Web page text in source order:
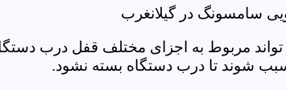
سامسونگ در گیلانغرب
مربوط به اجزای مختلف قفل درب
شوند تا درب دستگاه بسته نشود.